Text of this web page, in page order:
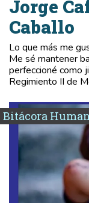
Jorge
Caballo
Lo que más me
Me sé mantener
perfeccioné como
Regimiento II de
Bitácora